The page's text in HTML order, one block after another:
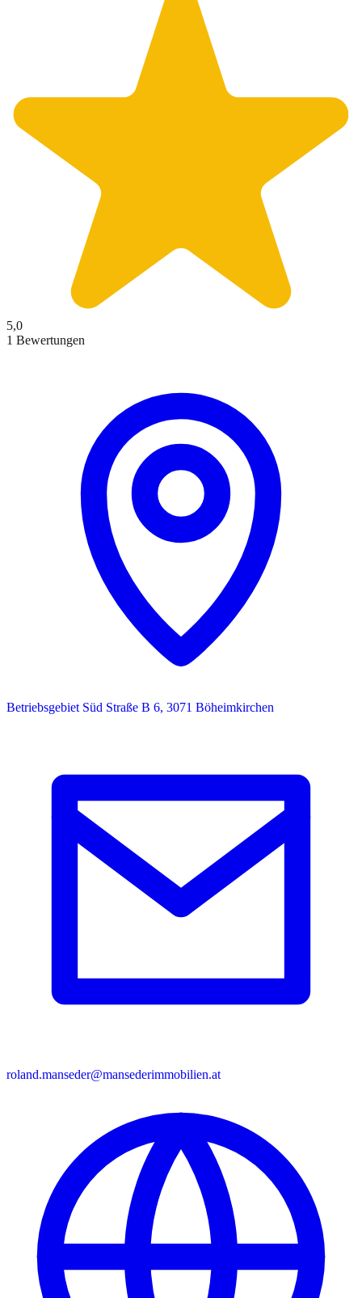
5,0
1 Bewertungen
Betriebsgebiet Süd Straße B 6, 3071 Böheimkirchen
roland.manseder@mansederimmobilien.at